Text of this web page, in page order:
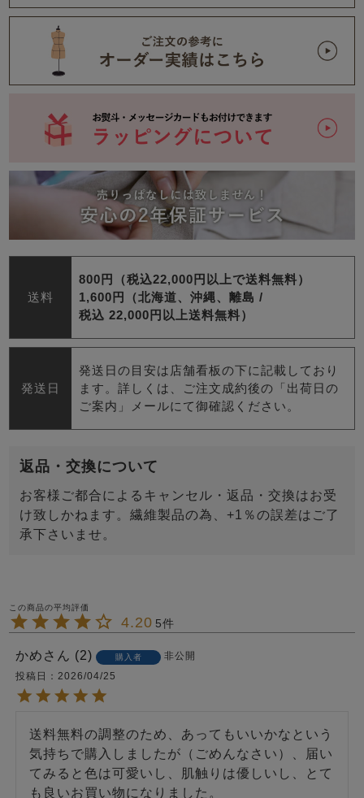
送料
800円（税込22,000円以上で送料無料）
1,600円（北海道、沖縄、離島 /
税込 22,000円以上送料無料）
発送日
発送日の目安は店舗看板の下に記載しており
ます。詳しくは、ご注文成約後の「出荷日の
ご案内」メールにて御確認ください。
返品・交換について
お客様ご都合によるキャンセル・返品・交換はお受
け致しかねます。繊維製品の為、+1％の誤差はご了
承下さいませ。
4.20 5
かめ 2 購入者
非公開
投稿日
2026/04/25
送料無料の調整のため、あってもいいかなという
気持ちで購入しましたが（ごめんなさい）、届い
てみると色は可愛いし、肌触りは優しいし、とて
も良いお買い物になりました。